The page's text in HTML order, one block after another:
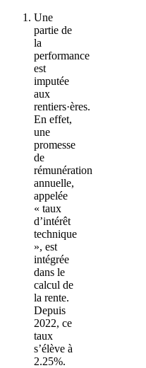
Une
partie de
la
performance
est
imputée
aux
rentiers·ères.
En effet,
une
promesse
de
rémunération
annuelle,
appelée
« taux
d’intérêt
technique
», est
intégrée
dans le
calcul de
la rente.
Depuis
2022, ce
taux
s’élève à
2.25%.